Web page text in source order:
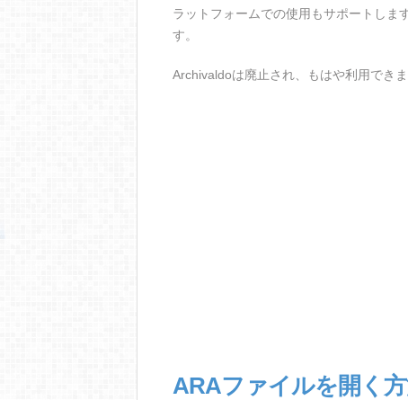
ラットフォームでの使用もサポートしま
す。
Archivaldoは廃止され、もはや利用できま
ARAファイルを開く方